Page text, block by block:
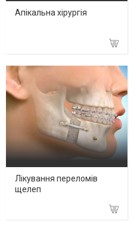
Апікальна хірургія
Лікування переломів
щелеп